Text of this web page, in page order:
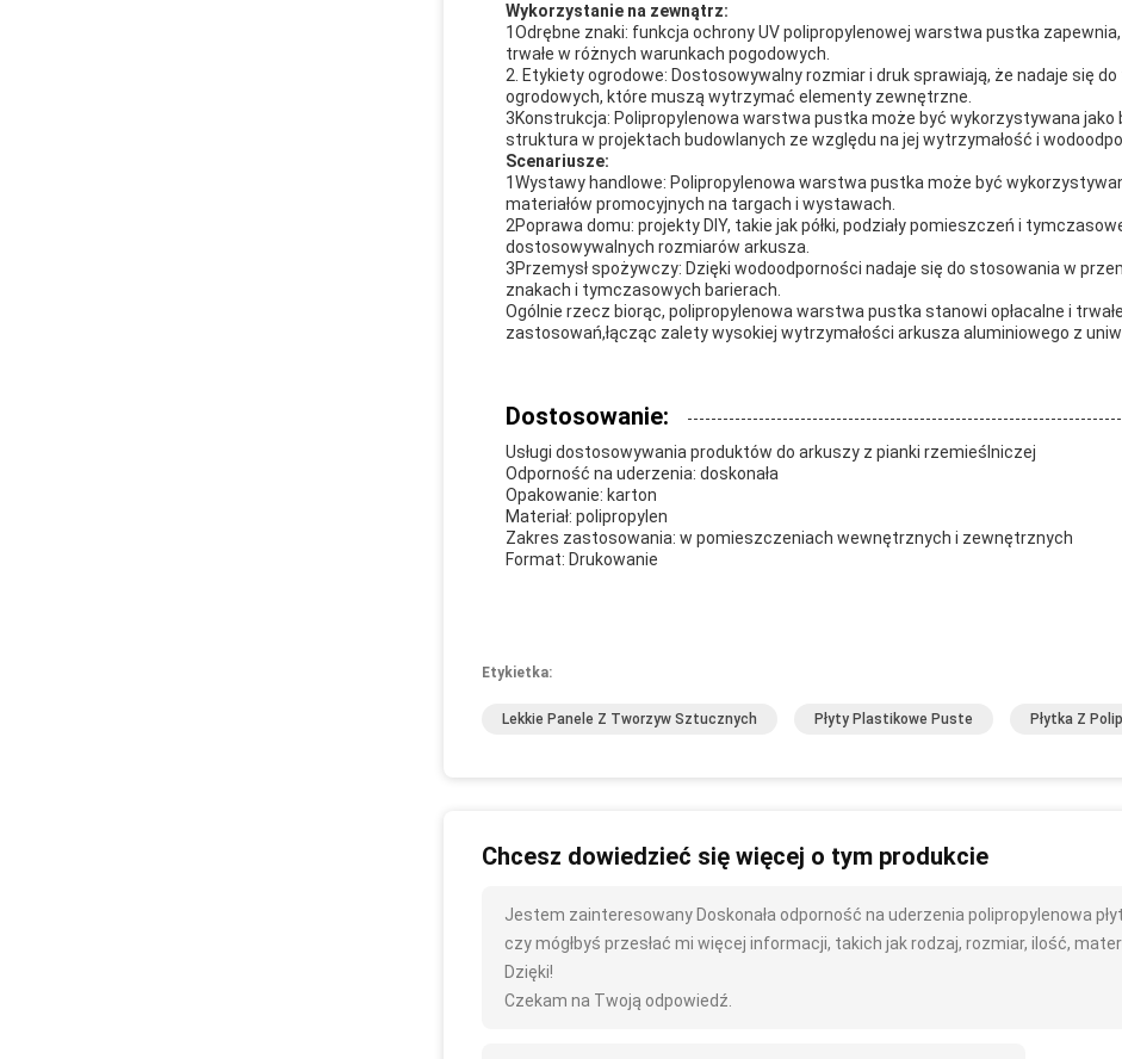
Wykorzystanie na zewnątrz:
1Odrębne znaki: funkcja ochrony UV polipropylenowej warstwa pustka
trwałe w różnych warunkach pogodowych.
2. Etykiety ogrodowe: Dostosowywalny rozmiar i druk sprawiają, że nadaje się
ogrodowych, które muszą wytrzymać elementy zewnętrzne.
3Konstrukcja: Polipropylenowa warstwa pustka może być wykorzystywana
struktura w projektach budowlanych ze względu na jej wytrzymałość i
Scenariusze:
1Wystawy handlowe: Polipropylenowa warstwa pustka może być
materiałów promocyjnych na targach i wystawach.
2Poprawa domu: projekty DIY, takie jak półki, podziały pomieszczeń i
dostosowywalnych rozmiarów arkusza.
3Przemysł spożywczy: Dzięki wodoodporności nadaje się do stosowania w
znakach i tymczasowych barierach.
Ogólnie rzecz biorąc, polipropylenowa warstwa pustka stanowi opłacalne i
zastosowań,łącząc zalety wysokiej wytrzymałości arkusza aluminiowego z
Dostosowanie:
Usługi dostosowywania produktów do arkuszy z pianki rzemieślniczej
Odporność na uderzenia: doskonała
Opakowanie: karton
Materiał: polipropylen
Zakres zastosowania: w pomieszczeniach wewnętrznych i zewnętrznych
Format: Drukowanie
Etykietka:
Lekkie Panele Z Tworzyw Sztucznych Płyty Plastikowe Puste Płytka Z
Chcesz dowiedzieć się więcej o tym produkcie
Jestem zainteresowany Doskonała odporność na uderzenia polipropylenowa
czy mógłbyś przesłać mi więcej informacji, takich jak rodzaj, rozmiar, ilość,
Dzięki!
Czekam na Twoją odpowiedź.